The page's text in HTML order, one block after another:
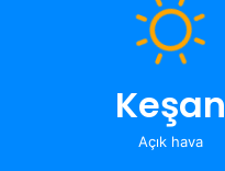
Keşan
Açık hava